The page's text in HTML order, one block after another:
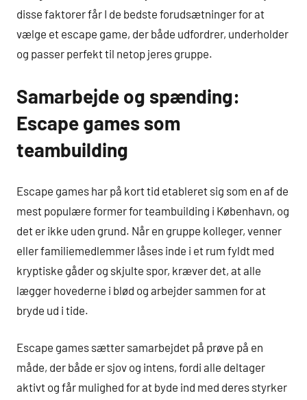
disse faktorer får I de bedste forudsætninger for at
vælge et escape game, der både udfordrer, underholder
og passer perfekt til netop jeres gruppe.
Samarbejde og spænding:
Escape games som
teambuilding
Escape games har på kort tid etableret sig som en af de
mest populære former for teambuilding i København, og
det er ikke uden grund. Når en gruppe kolleger, venner
eller familiemedlemmer låses inde i et rum fyldt med
kryptiske gåder og skjulte spor, kræver det, at alle
lægger hovederne i blød og arbejder sammen for at
bryde ud i tide.
Escape games sætter samarbejdet på prøve på en
måde, der både er sjov og intens, fordi alle deltager
aktivt og får mulighed for at byde ind med deres styrker